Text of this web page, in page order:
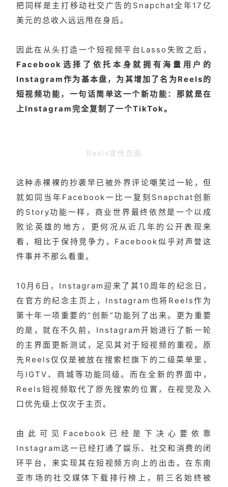
把同样是主打移动社交广告的Snapchat全年17亿
美元的总收入远远甩在身后。
因此在从头打造一个短视频平台Lasso失败之后，
Facebook选择了依托本身就拥有海量用户的
Instagram作为基本盘，为其增加了名为Reels的
短视频功能，一句话简单这一个新功能：那就是在
上Instagram完全复制了一个TikTok。
Reels宣传页面
这种赤裸裸的抄袭早已被外界评论嘲笑过一轮，但
就如同当年Facebook一比一复刻Snapchat创新
的Story功能一样，商业世界最终依然是一个以成
败论英雄的地方，更何况从近几年的公开表现来
看，相比于保持竞争力，Facebook似乎对声誉这
件事并不那么看重。
10月6日，Instagram迎来了其10周年的纪念日，
在官方的纪念主页上，Instagram也将Reels作为
第十年一项重要的“创新”功能列了出来。更为重要
的是，就在不久前，Instagram开始进行了新一轮
的主界面更新测试，足见其对于短视频的重视。原
先Reels仅仅是被放在搜索栏旗下的二级菜单里，
与IGTV、商城等功能同级。而在全新的界面中，
Reels短视频取代了原先搜索的位置，在视觉及入
口优先级上仅次于主页。
由此可见Facebook已经是下决心要依靠
Instagram这一已经打通了娱乐、社交和消费的闭
环平台，来实现其在短视频方向上的出击。在东南
亚市场的社交媒体下载排行榜上，前三名始终被